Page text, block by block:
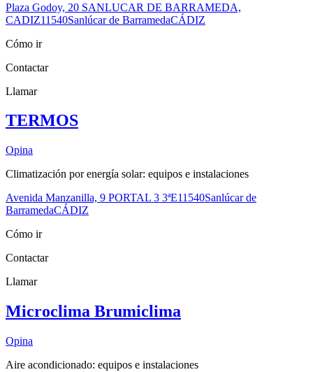
Plaza Godoy, 20 SANLUCAR DE BARRAMEDA,
CADIZ11540Sanlúcar de BarramedaCÁDIZ
Cómo ir
Contactar
Llamar
TERMOS
Opina
Climatización por energía solar: equipos e instalaciones
Avenida Manzanilla, 9 PORTAL 3 3ªE11540Sanlúcar de
BarramedaCÁDIZ
Cómo ir
Contactar
Llamar
Microclima Brumiclima
Opina
Aire acondicionado: equipos e instalaciones